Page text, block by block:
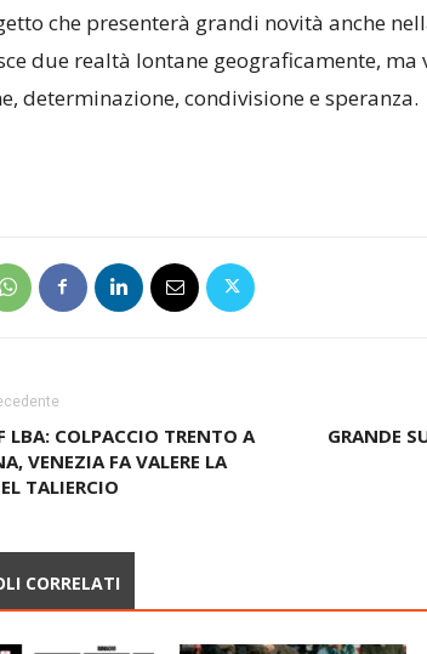
che presenterà grandi novità anche
due realtà lontane geograficamente, ma
determinazione, condivisione e speranza.
LBA: COLPACCIO TRENTO A
VENEZIA FA VALERE LA
TALIERCIO
GRANDE
CORRELATI